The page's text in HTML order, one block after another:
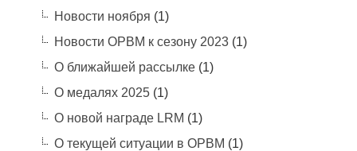
Новости ноября (1)
Новости ОРВМ к сезону 2023(1)
О ближайшей рассылке(1)
О медалях 2025(1)
О новой награде LRM (1)
О текущей ситуации в ОРВМ (1)